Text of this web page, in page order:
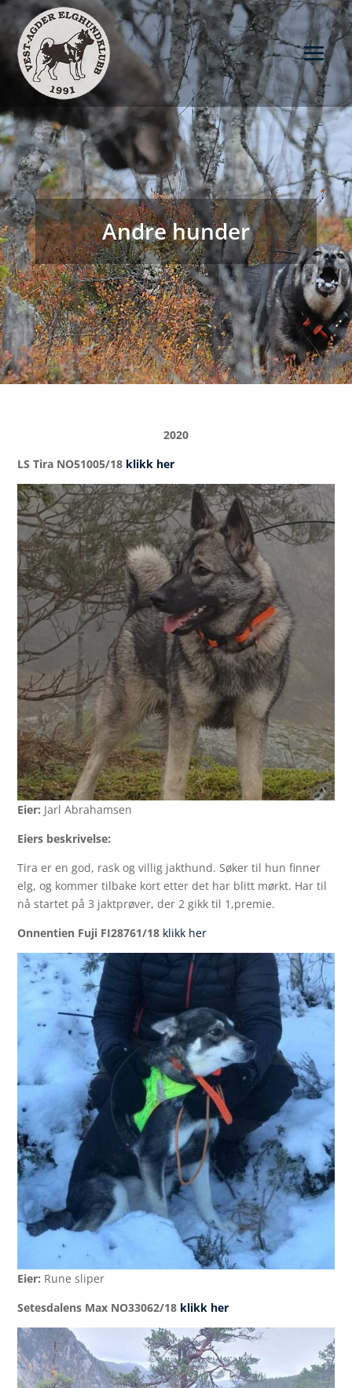
Andre hunder
2020
LS Tira NO51005/18 klikk her
Eier: Jarl Abrahamsen
Eiers beskrivelse:
Tira er en god, rask og villig jakthund. Søker til hun finner
elg, og kommer tilbake kort etter det har blitt mørkt. Har til
nå startet på 3 jaktprøver, der 2 gikk til 1,premie.
Onnentien Fuji FI28761/18 klikk her
Eier: Rune sliper
Setesdalens Max NO33062/18 klikk her